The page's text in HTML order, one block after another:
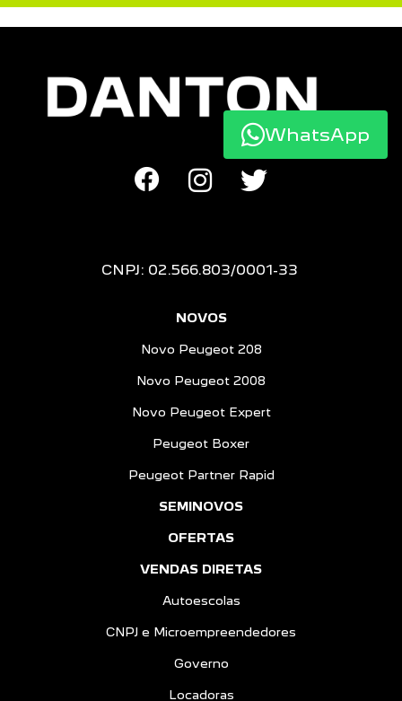
CNPJ: 02.566.803/0001-33
NOVOS
Novo Peugeot 208
Novo Peugeot 2008
Novo Peugeot Expert
Peugeot Boxer
Peugeot Partner Rapid
SEMINOVOS
OFERTAS
VENDAS DIRETAS
Autoescolas
CNPJ e Microempreendedores
Governo
Locadoras
WhatsApp